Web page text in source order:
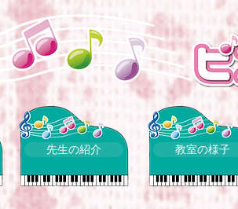
先生の紹介 教室の様子